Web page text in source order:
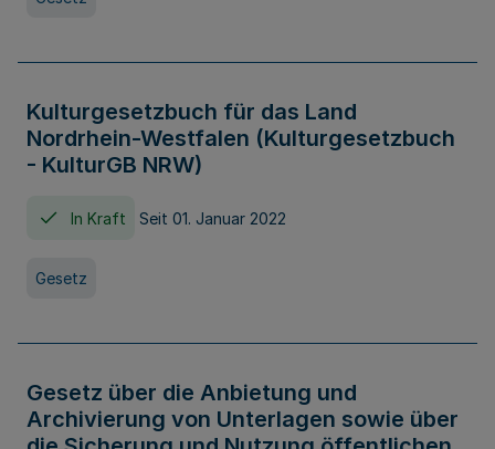
Kulturgesetzbuch für das Land
Nordrhein-Westfalen (Kulturgesetzbuch
- KulturGB NRW)
In Kraft Seit 01. Januar 2022
Gesetz
Gesetz über die Anbietung und
Archivierung von Unterlagen sowie über